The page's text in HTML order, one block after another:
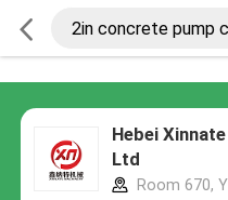
Hebei
Ltd
Room 670,